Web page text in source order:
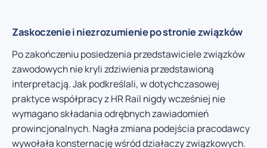
Zaskoczenie i niezrozumienie po stronie związków
Po zakończeniu posiedzenia przedstawiciele związków
zawodowych nie kryli zdziwienia przedstawioną
interpretacją. Jak podkreślali, w dotychczasowej
praktyce współpracy z HR Rail nigdy wcześniej nie
wymagano składania odrębnych zawiadomień
prowincjonalnych. Nagła zmiana podejścia pracodawcy
wywołała konsternację wśród działaczy związkowych.